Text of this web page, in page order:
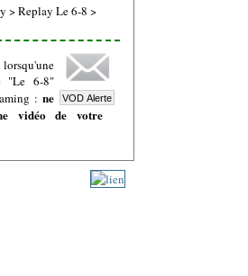
>Replay Le 6-8 >
lorsqu'une
"Le 6-8"
: ne
vidéo de votre